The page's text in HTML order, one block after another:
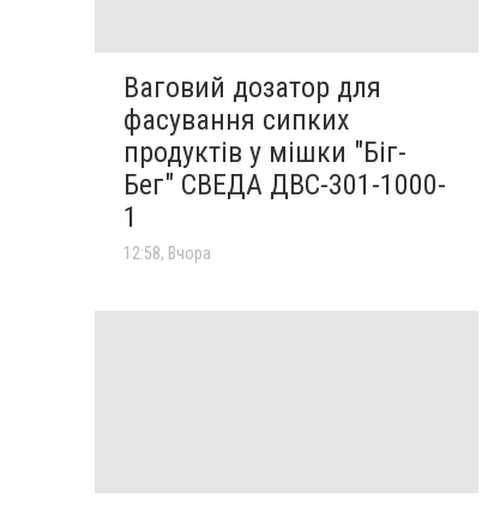
Ваговий дозатор для
фасування сипких
продуктів у мішки "Біг-
Бег" СВЕДА ДВС-301-1000-
1
12:58, Вчора